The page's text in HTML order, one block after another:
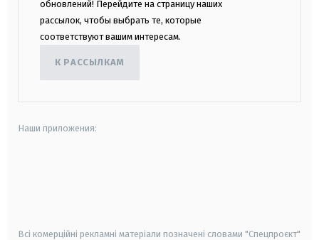
обновлений! Перейдите на страницу наших
рассылок, чтобы выбрать те, которые
соответствуют вашим интересам.
К РАССЫЛКАМ
Наши приложения:
Всі комерційні рекламні матеріали позначені словами "Спецпроєкт"